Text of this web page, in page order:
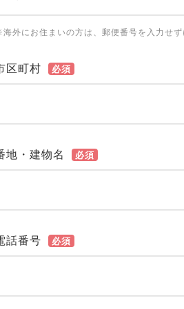
外にお住まいの方は、郵便番号を入力せ
区町村 必須
地・建物名 必須
話番号 必須